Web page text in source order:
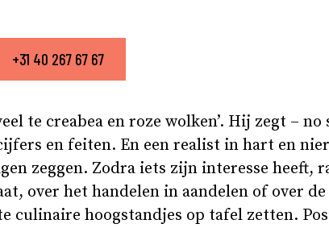
+31 40 267 67 67
te creabea en roze wolken’. Hij zegt – no
en feiten. En een realist in hart en
zeggen. Zodra iets zijn interesse heeft,
over het handelen in aandelen of over de
culinaire hoogstandjes op tafel zetten.